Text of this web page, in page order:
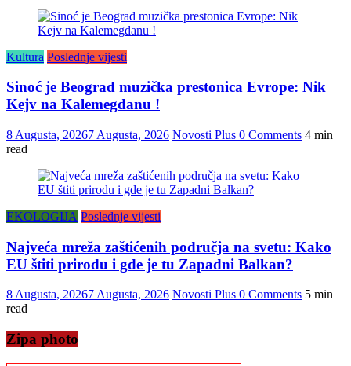
Kultura Poslednje vijesti
Sinoć je Beograd muzička prestonica Evrope: Nik
Kejv na Kalemegdanu !
8 Augusta, 20267 Augusta, 2026 Novosti Plus 0 Comments 4 min
read
EKOLOGIJA Poslednje vijesti
Najveća mreža zaštićenih područja na svetu: Kako
EU štiti prirodu i gde je tu Zapadni Balkan?
8 Augusta, 20267 Augusta, 2026 Novosti Plus 0 Comments 5 min
read
Zipa photo